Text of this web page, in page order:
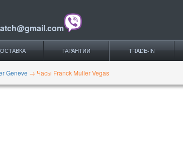
ГАРАНТИИ TRADE-IN
Geneve → Часы Franck Muller Vegas